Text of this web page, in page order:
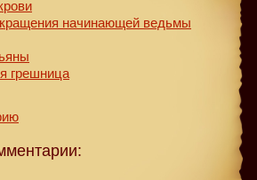
начинающей ведьмы
грешница